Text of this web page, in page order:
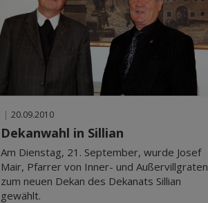
| 20.09.2010
Dekanwahl in Sillian
Am Dienstag, 21. September, wurde Josef
Mair, Pfarrer von Inner- und Außervillgraten
zum neuen Dekan des Dekanats Sillian
gewählt.